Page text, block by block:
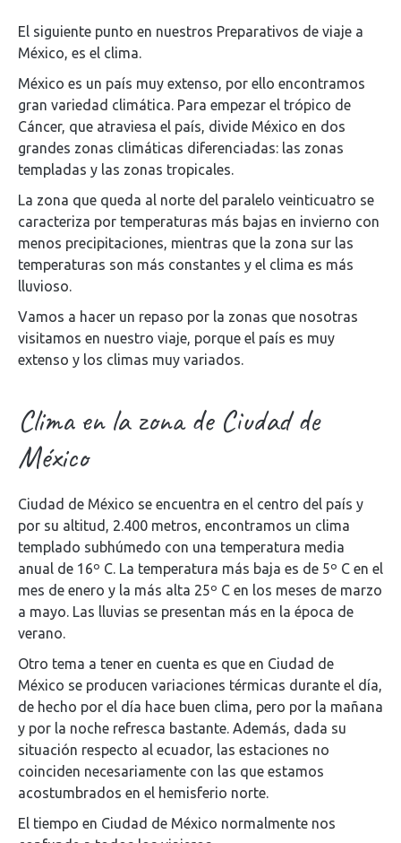
El siguiente punto en nuestros Preparativos de viaje a
México, es el clima.
México es un país muy extenso, por ello encontramos
gran variedad climática. Para empezar el trópico de
Cáncer, que atraviesa el país, divide México en dos
grandes zonas climáticas diferenciadas: las zonas
templadas y las zonas tropicales.
La zona que queda al norte del paralelo veinticuatro se
caracteriza por temperaturas más bajas en invierno con
menos precipitaciones, mientras que la zona sur las
temperaturas son más constantes y el clima es más
lluvioso.
Vamos a hacer un repaso por la zonas que nosotras
visitamos en nuestro viaje, porque el país es muy
extenso y los climas muy variados.
Clima en la zona de Ciudad de
México
Ciudad de México se encuentra en el centro del país y
por su altitud, 2.400 metros, encontramos un clima
templado subhúmedo con una temperatura media
anual de 16º C. La temperatura más baja es de 5º C en el
mes de enero y la más alta 25º C en los meses de marzo
a mayo. Las lluvias se presentan más en la época de
verano.
Otro tema a tener en cuenta es que en Ciudad de
México se producen variaciones térmicas durante el día,
de hecho por el día hace buen clima, pero por la mañana
y por la noche refresca bastante. Además, dada su
situación respecto al ecuador, las estaciones no
coinciden necesariamente con las que estamos
acostumbrados en el hemisferio norte.
El tiempo en Ciudad de México normalmente nos